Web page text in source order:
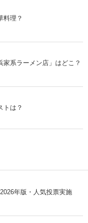
料理？
系ラーメン店」はどこ？
トは？
年版・人気投票実施